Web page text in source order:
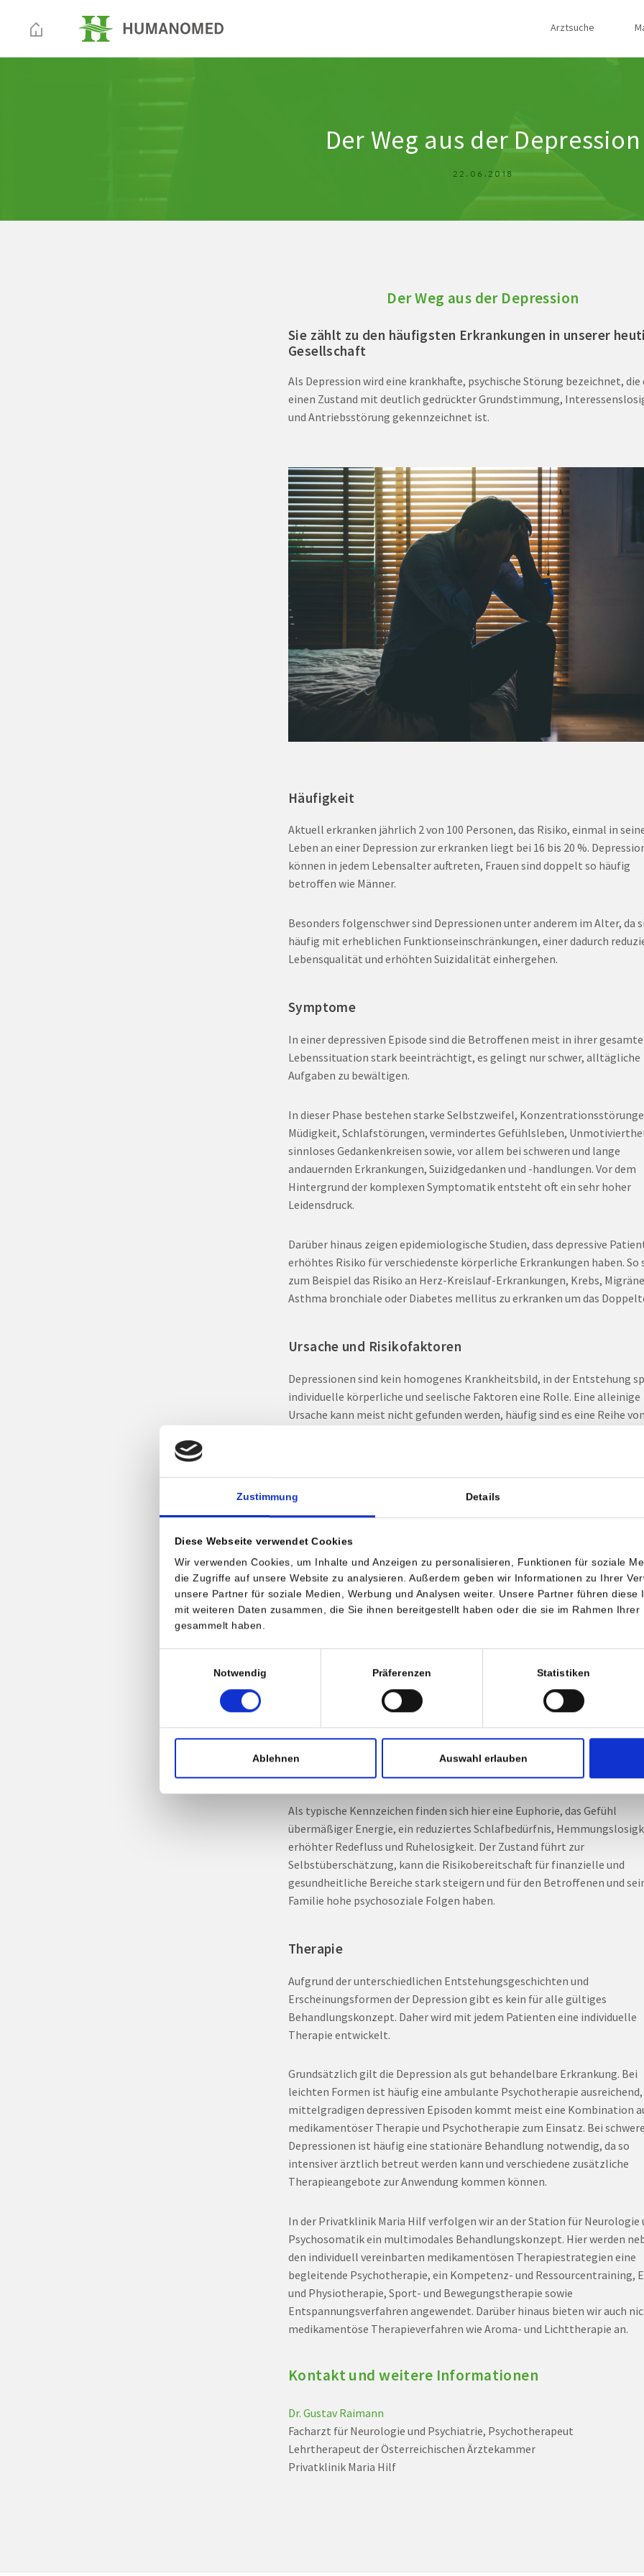
Zustimmung Details
Diese Webseite verwendet Cookies
Wir verwenden Cookies, um Inhalte und Anzeigen zu personalisieren, Funktionen für soziale
die Zugriffe auf unsere Website zu analysieren. Außerdem geben wir Informationen zu Ihrer
unsere Partner für soziale Medien, Werbung und Analysen weiter. Unsere Partner führen diese
mit weiteren Daten zusammen, die Sie ihnen bereitgestellt haben oder die sie im Rahmen Ihrer
gesammelt haben.
Notwendig
Präferenzen Statistiken
Ablehnen Auswahl erlauben
Arztsuche
Der Weg aus der Depression
22.06.2018
Der Weg aus der Depression
Sie zählt zu den häufigsten Erkrankungen in unserer
Gesellschaft
Als Depression wird eine krankhafte, psychische Störung bezeichnet, die
einen Zustand mit deutlich gedrückter Grundstimmung,
und Antriebsstörung gekennzeichnet ist.
Häufigkeit
Aktuell erkranken jährlich 2 von 100 Personen, das Risiko, einmal in
Leben an einer Depression zur erkranken liegt bei 16 bis 20 %.
können in jedem Lebensalter auftreten, Frauen sind doppelt so häufig
betroffen wie Männer.
Besonders folgenschwer sind Depressionen unter anderem im Alter, da
häufig mit erheblichen Funktionseinschränkungen, einer dadurch
Lebensqualität und erhöhten Suizidalität einhergehen.
Symptome
In einer depressiven Episode sind die Betroffenen meist in ihrer
Lebenssituation stark beeinträchtigt, es gelingt nur schwer, alltägliche
Aufgaben zu bewältigen.
In dieser Phase bestehen starke Selbstzweifel,
Müdigkeit, Schlafstörungen, vermindertes Gefühlsleben,
sinnloses Gedankenkreisen sowie, vor allem bei schweren und lange
andauernden Erkrankungen, Suizidgedanken und -handlungen. Vor dem
Hintergrund der komplexen Symptomatik entsteht oft ein sehr hoher
Leidensdruck.
Darüber hinaus zeigen epidemiologische Studien, dass depressive
erhöhtes Risiko für verschiedenste körperliche Erkrankungen haben. So
zum Beispiel das Risiko an Herz-Kreislauf-Erkrankungen, Krebs,
Asthma bronchiale oder Diabetes mellitus zu erkranken um das
Ursache und Risikofaktoren
Depressionen sind kein homogenes Krankheitsbild, in der Entstehung
individuelle körperliche und seelische Faktoren eine Rolle. Eine alleinige
Ursache kann meist nicht gefunden werden, häufig sind es eine Reihe von
Gesichert ist, dass Depressionen familiär gehäuft auftreten und damit
genetische Faktoren eine Rolle spielen. Außerdem können chronischer
sowie häufige Verlusterlebnisse Auslöser sein.
Verlauf und Prognose
häufiger ist jedoch, dass eine wiederkehrende depressive Störung vorliegt.
Als weitere Verlaufsform finden sich sogenannte bipolare Störungen, bei
denen es nach einer depressiven Episode zu einem „Hoch“ in
Stärke kommen kann. Diese sogenannten "manischen" Episoden zeigen
Als typische Kennzeichen finden sich hier eine Euphorie, das Gefühl
übermäßiger Energie, ein reduziertes Schlafbedürfnis,
erhöhter Redefluss und Ruhelosigkeit. Der Zustand führt zur
Selbstüberschätzung, kann die Risikobereitschaft für finanzielle und
gesundheitliche Bereiche stark steigern und für den Betroffenen und
Familie hohe psychosoziale Folgen haben.
Therapie
Aufgrund der unterschiedlichen Entstehungsgeschichten und
Erscheinungsformen der Depression gibt es kein für alle gültiges
Behandlungskonzept. Daher wird mit jedem Patienten eine individuelle
Therapie entwickelt.
Grundsätzlich gilt die Depression als gut behandelbare Erkrankung. Bei
leichten Formen ist häufig eine ambulante Psychotherapie ausreichend,
mittelgradigen depressiven Episoden kommt meist eine Kombination
medikamentöser Therapie und Psychotherapie zum Einsatz. Bei
Depressionen ist häufig eine stationäre Behandlung notwendig, da so
intensiver ärztlich betreut werden kann und verschiedene zusätzliche
Therapieangebote zur Anwendung kommen können.
In der Privatklinik Maria Hilf verfolgen wir an der Station für Neurologie
Psychosomatik ein multimodales Behandlungskonzept. Hier werden
den individuell vereinbarten medikamentösen Therapiestrategien eine
begleitende Psychotherapie, ein Kompetenz- und Ressourcentraining,
und Physiotherapie, Sport- und Bewegungstherapie sowie
Entspannungsverfahren angewendet. Darüber hinaus bieten wir auch
medikamentöse Therapieverfahren wie Aroma- und Lichttherapie an.
Kontakt und weitere Informationen
Dr. Gustav Raimann
Facharzt für Neurologie und Psychiatrie, Psychotherapeut
Lehrtherapeut der Österreichischen Ärztekammer
Privatklinik Maria Hilf